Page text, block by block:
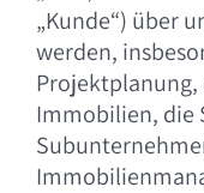
„Kunde“) über
werden,
Projektplanung,
Immobilien, die